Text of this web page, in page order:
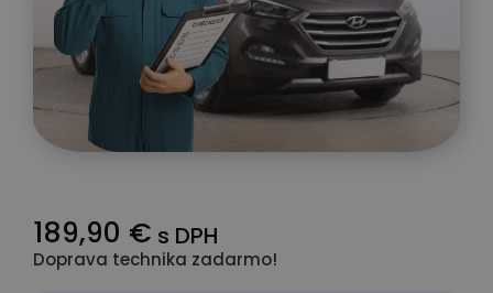
189,90 € s DPH
Doprava technika zadarmo!